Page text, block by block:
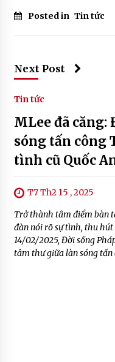
Posted in Tin tức
Next Post
Tin tức
MLee đã
sóng tấn công
tình cũ Quốc
T7 Th2 15 , 2025
Trở thành tâm điểm bàn
đàn nói rõ sự tình, thu hút
14/02/2025, Đời sống
tâm thư giữa làn sóng tấn